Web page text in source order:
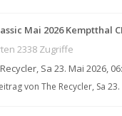
Mai 2026 Kemptthal
2338 Zugriffe
, Sa 23. Mai 2026,
von The Recycler, Sa